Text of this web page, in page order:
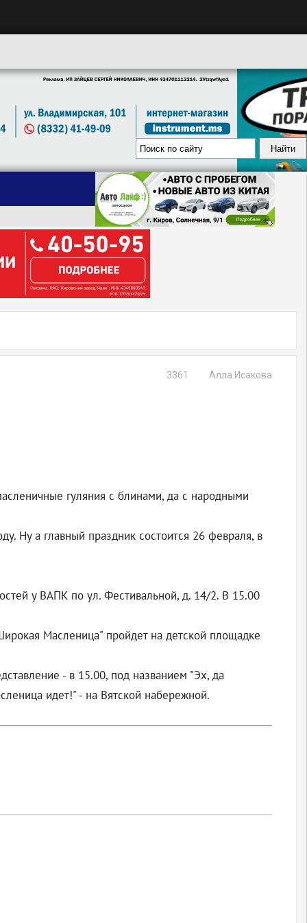
Алла Исакова
3361
гуляния с блинами, да с народными
Ну а главный праздник состоится 26 февраля, в
у ВАПК по ул. Фестивальной, д. 14/2. В 15.00
Масленица" пройдет на детской площадке
- в 15.00, под названием "Эх, да
идет!" - на Вятской набережной.